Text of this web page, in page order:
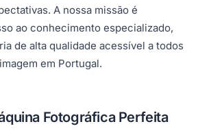
A nossa missão é
ao conhecimento especializado,
de alta qualidade acessível a todos
em Portugal.
Fotográfica Perfeita